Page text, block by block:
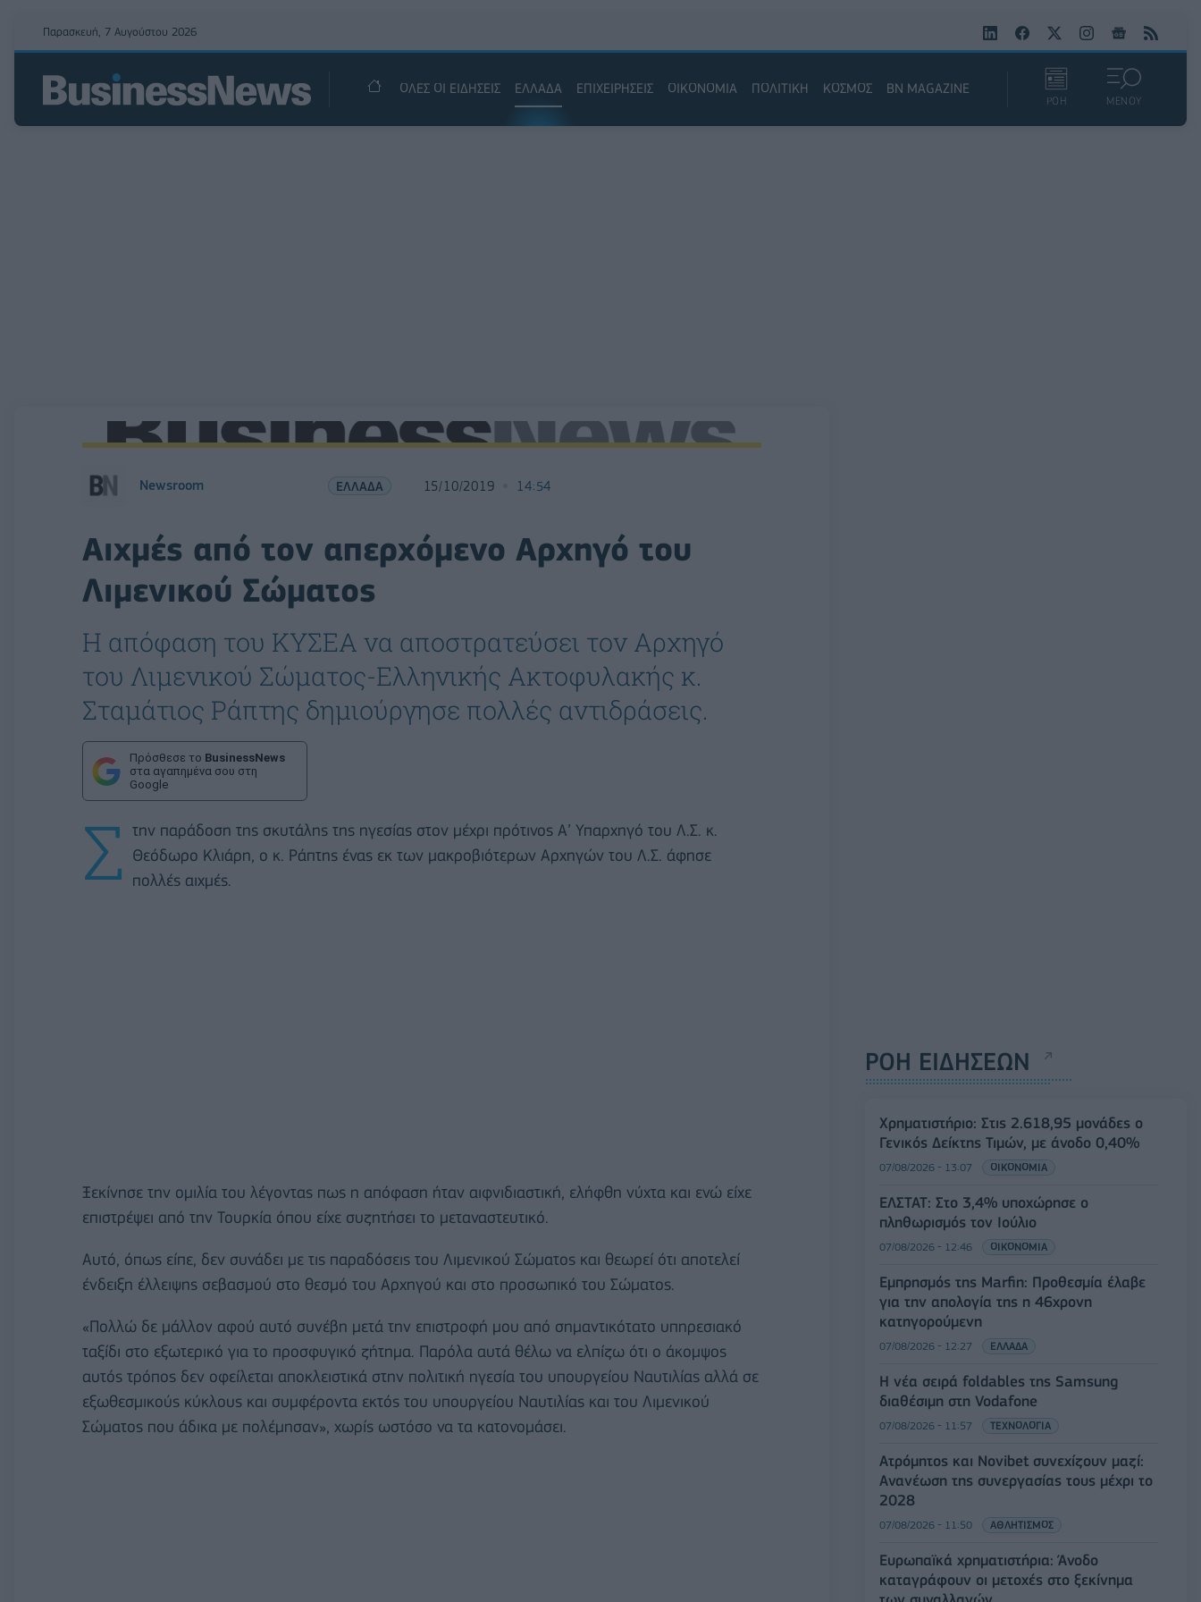
Παρασκευή, 7 Αυγούστου 2026
ΟΛΕΣ ΟΙ ΕΙΔΗΣΕΙΣ ΕΛΛΑΔΑ ΕΠΙΧΕΙΡΗΣΕΙΣ ΟΙΚΟΝΟΜΙΑ ΠΟΛΙΤΙΚΗ ΚΟΣΜΟΣ BN MAGAZINE
ΡΟΗ ΜΕΝΟΥ
Newsroom ΕΛΛΑΔΑ 15/10/2019 14:54
Αιχμές από τον απερχόμενο Αρχηγό του
Λιμενικού Σώματος
Η απόφαση του ΚΥΣΕΑ να αποστρατεύσει τον Αρχηγό
του Λιμενικού Σώματος-Ελληνικής Ακτοφυλακής κ.
Σταμάτιος Ράπτης δημιούργησε πολλές αντιδράσεις.
Πρόσθεσε το BusinessNews
στα αγαπημένα σου στη
Google
Σ την παράδοση της σκυτάλης της ηγεσίας στον μέχρι πρότινος Α’ Υπαρχηγό του Λ.Σ. κ.
Θεόδωρο Κλιάρη, ο κ. Ράπτης ένας εκ των μακροβιότερων Αρχηγών του Λ.Σ. άφησε
πολλές αιχμές.
Ξεκίνησε την ομιλία του λέγοντας πως η απόφαση ήταν αιφνιδιαστική, ελήφθη νύχτα και ενώ είχε
επιστρέψει από την Τουρκία όπου είχε συζητήσει το μεταναστευτικό.
Αυτό, όπως είπε, δεν συνάδει με τις παραδόσεις του Λιμενικού Σώματος και θεωρεί ότι αποτελεί
ένδειξη έλλειψης σεβασμού στο θεσμό του Αρχηγού και στο προσωπικό του Σώματος.
«Πολλώ δε μάλλον αφού αυτό συνέβη μετά την επιστροφή μου από σημαντικότατο υπηρεσιακό
ταξίδι στο εξωτερικό για το προσφυγικό ζήτημα. Παρόλα αυτά θέλω να ελπίζω ότι ο άκομψος
αυτός τρόπος δεν οφείλεται αποκλειστικά στην πολιτική ηγεσία του υπουργείου Ναυτιλίας αλλά σε
εξωθεσμικούς κύκλους και συμφέροντα εκτός του υπουργείου Ναυτιλίας και του Λιμενικού
Σώματος που άδικα με πολέμησαν», χωρίς ωστόσο να τα κατονομάσει.
ΡΟΗ ΕΙΔΗΣΕΩΝ
Χρηματιστήριο: Στις 2.618,95 μονάδες ο
Γενικός Δείκτης Τιμών, με άνοδο 0,40%
07/08/2026 - 13:07 ΟΙΚΟΝΟΜΙΑ
ΕΛΣΤΑΤ: Στο 3,4% υποχώρησε ο
πληθωρισμός τον Ιούλιο
07/08/2026 - 12:46 ΟΙΚΟΝΟΜΙΑ
Εμπρησμός της Marfin: Προθεσμία έλαβε
για την απολογία της η 46χρονη
κατηγορούμενη
07/08/2026 - 12:27 ΕΛΛΑΔΑ
Η νέα σειρά foldables της Samsung
διαθέσιμη στη Vodafone
07/08/2026 - 11:57 ΤΕΧΝΟΛΟΓΙΑ
Ατρόμητος και Novibet συνεχίζουν μαζί:
Ανανέωση της συνεργασίας τους μέχρι το
2028
07/08/2026 - 11:50 ΑΘΛΗΤΙΣΜΟΣ
Ευρωπαϊκά χρηματιστήρια: Άνοδο
καταγράφουν οι μετοχές στο ξεκίνημα